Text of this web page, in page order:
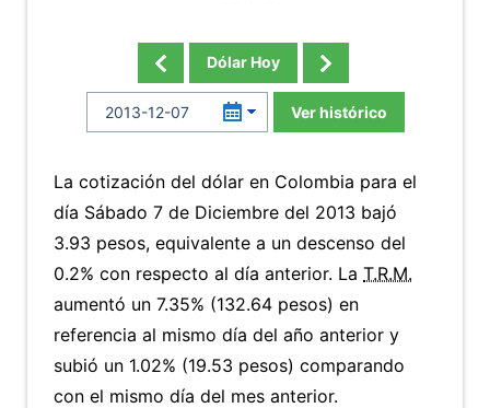
Dólar Hoy
Ver histórico
La cotización del dólar en Colombia para el
día Sábado 7 de Diciembre del 2013 bajó
3.93 pesos, equivalente a un descenso del
0.2% con respecto al día anterior. La T.R.M.
aumentó un 7.35% (132.64 pesos) en
referencia al mismo día del año anterior y
subió un 1.02% (19.53 pesos) comparando
con el mismo día del mes anterior.